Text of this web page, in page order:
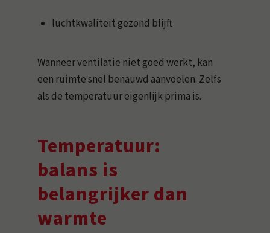
luchtkwaliteit gezond blijft
Wanneer ventilatie niet goed werkt, kan
een ruimte snel benauwd aanvoelen. Zelfs
als de temperatuur eigenlijk prima is.
Temperatuur:
balans is
belangrijker dan
warmte